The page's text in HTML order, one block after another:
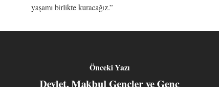
yaşamı birlikte kuracağız.”
Önceki Yazı
Devlet, Makbul Gençler ve Genç